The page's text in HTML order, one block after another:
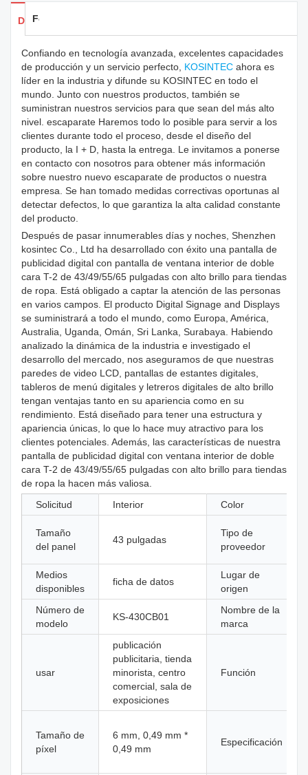
Detalles de los productos
Feedback
Confiando en tecnología avanzada, excelentes capacidades
de producción y un servicio perfecto, KOSINTEC ahora es
líder en la industria y difunde su KOSINTEC en todo el
mundo. Junto con nuestros productos, también se
suministran nuestros servicios para que sean del más alto
nivel. escaparate Haremos todo lo posible para servir a los
clientes durante todo el proceso, desde el diseño del
producto, la I + D, hasta la entrega. Le invitamos a ponerse
en contacto con nosotros para obtener más información
sobre nuestro nuevo escaparate de productos o nuestra
empresa. Se han tomado medidas correctivas oportunas al
detectar defectos, lo que garantiza la alta calidad constante
del producto.
Después de pasar innumerables días y noches, Shenzhen
kosintec Co., Ltd ha desarrollado con éxito una pantalla de
publicidad digital con pantalla de ventana interior de doble
cara T-2 de 43/49/55/65 pulgadas con alto brillo para tiendas
de ropa. Está obligado a captar la atención de las personas
en varios campos. El producto Digital Signage and Displays
se suministrará a todo el mundo, como Europa, América,
Australia, Uganda, Omán, Sri Lanka, Surabaya. Habiendo
analizado la dinámica de la industria e investigado el
desarrollo del mercado, nos aseguramos de que nuestras
paredes de video LCD, pantallas de estantes digitales,
tableros de menú digitales y letreros digitales de alto brillo
tengan ventajas tanto en su apariencia como en su
rendimiento. Está diseñado para tener una estructura y
apariencia únicas, lo que lo hace muy atractivo para los
clientes potenciales. Además, las características de nuestra
pantalla de publicidad digital con ventana interior de doble
cara T-2 de 43/49/55/65 pulgadas con alto brillo para tiendas
de ropa la hacen más valiosa.
Solicitud
Interior Color
Tamaño
del panel
43 pulgadas
Tipo de
proveedor
Medios
disponibles
ficha de datos
Lugar de
origen
Número de
modelo
KS-430CB01
Nombre de la
marca
usar
publicación
publicitaria, tienda
minorista, centro
comercial, sala de
exposiciones
Función
Tamaño de
píxel
6 mm, 0,49 mm *
0,49 mm
Especificación